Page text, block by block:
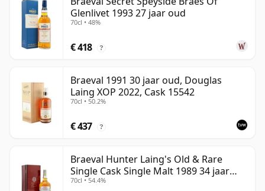
Glenlivet 1993 27 jaar oud
70cl • 48%
€ 418 ?
Braeval 1991 30 jaar oud, Douglas
Laing XOP 2022, Cask 15542
70cl • 50.2%
€ 437 ?
Braeval Hunter Laing's Old & Rare
Single Cask Single Malt 1989 34 jaar
oud
70cl • 54.4%